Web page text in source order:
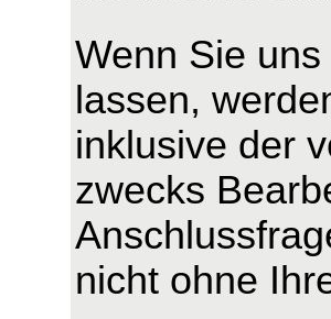
Wenn Sie
lassen,
inklusive der
zwecks
nicht ohne